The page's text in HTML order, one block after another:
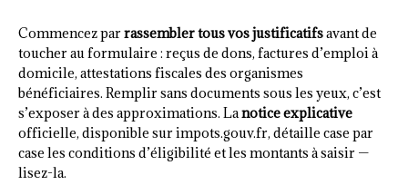
Commencez parrassembler tous vos justificatifsavant de
toucher au formulaire : reçus de dons, factures d’emploi à
domicile, attestations fiscales des organismes
bénéficiaires. Remplir sans documents sous les yeux, c’est
s’exposer à des approximations. Lanotice explicative
officielle, disponible sur impots.gouv.fr, détaille case par
case les conditions d’éligibilité et les montants à saisir —
lisez-la.